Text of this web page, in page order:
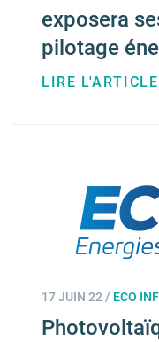
exposera
pilotage
LIRE L'ARTICLE
17 JUIN 22/ ECO